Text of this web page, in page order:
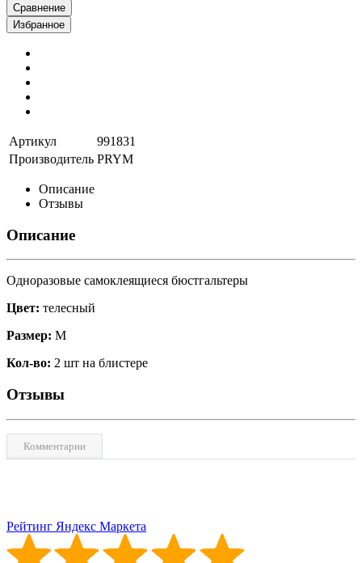
Сравнение
Избранное
Артикул
991831
Производитель PRYM
Описание
Отзывы
Описание
Одноразовые самоклеящиеся бюстгальтеры
Цвет: телесный
Размер: М
Кол-во: 2 шт на блистере
Отзывы
Комментарии
Рейтинг Яндекс Маркета